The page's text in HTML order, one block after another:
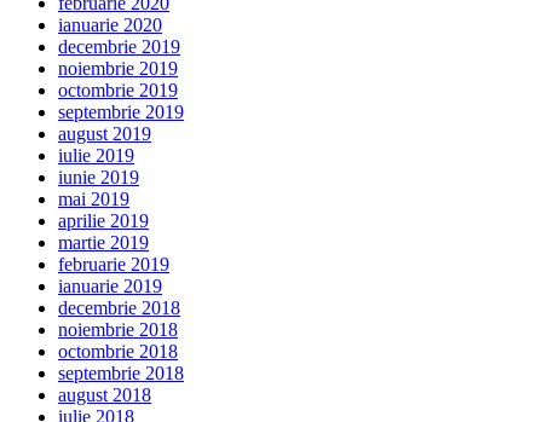
ianuarie 2020
decembrie 2019
noiembrie 2019
octombrie 2019
septembrie 2019
august 2019
iulie 2019
iunie 2019
mai 2019
aprilie 2019
martie 2019
februarie 2019
ianuarie 2019
decembrie 2018
noiembrie 2018
octombrie 2018
septembrie 2018
august 2018
iulie 2018